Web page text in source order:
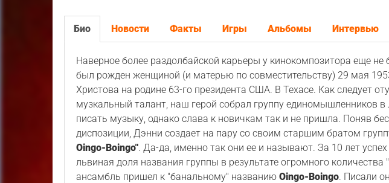
Био Новости Факты Игры Альбомы Интервью
Наверное более раздолбайской карьеры у кинокомпозитора еще
был рожден женщиной (и матерью по совместительству) 29 мая
Христова на родине 63-го президента США. В Техасе. Как следует
музкальный талант, наш герой собрал группу единомышленников в
писать музыку, однако слава к новичкам так и не пришла. Поняв
диспозиции, Дэнни создает на пару со своим старшим братом
Oingo-Boingo". Да-да, именно так они ее и называют. За 10 лет
львиная доля названия группы в результате огромного количества
ансамбль пришел к "банальному" названиюOingo-Boingo. Писали